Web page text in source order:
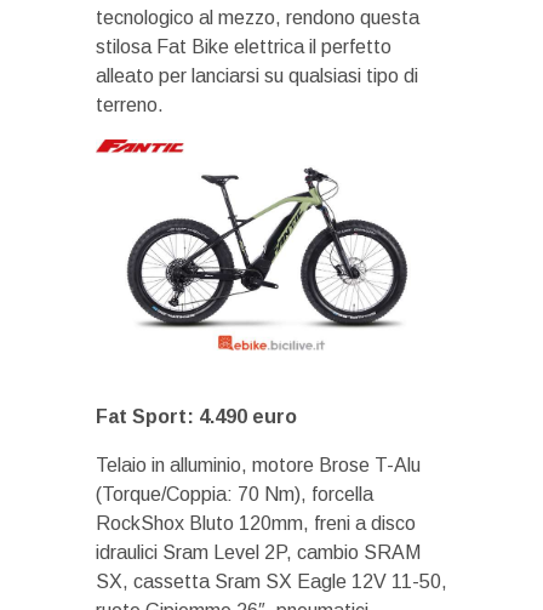
tecnologico al mezzo, rendono questa
stilosa Fat Bike elettrica il perfetto
alleato per lanciarsi su qualsiasi tipo di
terreno.
Fat Sport: 4.490 euro
Telaio in alluminio, motore Brose T-Alu
(Torque/Coppia: 70 Nm), forcella
RockShox Bluto 120mm, freni a disco
idraulici Sram Level 2P, cambio SRAM
SX, cassetta Sram SX Eagle 12V 11-50,